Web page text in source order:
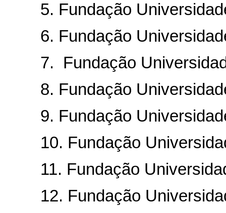
5. Fundação
6. Fundação
7. Fundação
8. Fundação
9. Fundação Universidade
10. Fundação
11. Fundação
12. Fundação